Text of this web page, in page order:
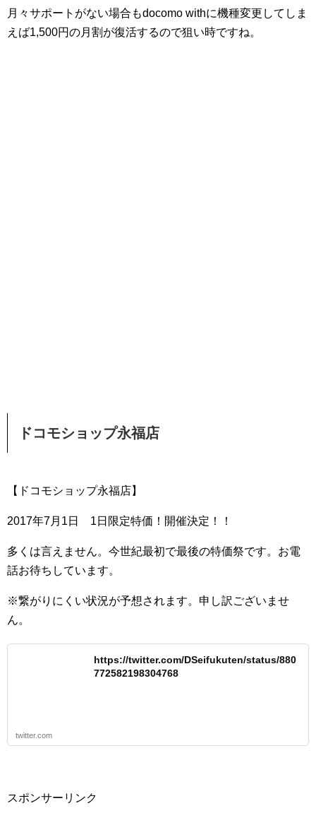
月々サポートがない場合もdocomo withに機種変更してしま
えば1,500円の月割が復活するので狙い時ですね。
ドコモショップ永福店
【ドコモショップ永福店】
2017年7月1日 1日限定特価！開催決定！！
多くは言えません。今世紀最初で最後の特価祭です。お電
話お待ちしています。
※繋がりにくい状況が予想されます。申し訳ございませ
ん。
https://twitter.com/DSeifukuten/status/880
772582198304768
twitter.com
スポンサーリンク